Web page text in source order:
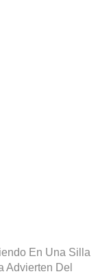
En Una Silla
Advierten Del